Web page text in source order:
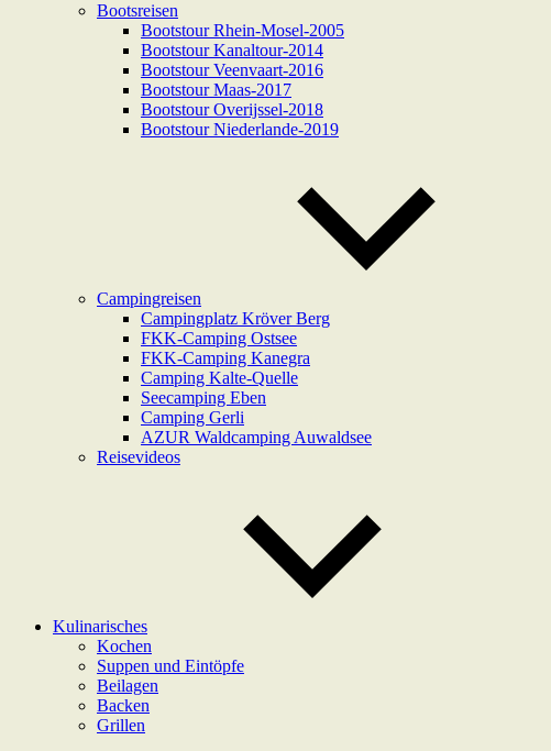
Bootsreisen
Bootstour Rhein-Mosel-2005
Bootstour Kanaltour-2014
Bootstour Veenvaart-2016
Bootstour Maas-2017
Bootstour Overijssel-2018
Bootstour Niederlande-2019
Campingreisen
Campingplatz Kröver Berg
FKK-Camping Ostsee
FKK-Camping Kanegra
Camping Kalte-Quelle
Seecamping Eben
Camping Gerli
AZUR Waldcamping Auwaldsee
Reisevideos
Kulinarisches
Kochen
Suppen und Eintöpfe
Beilagen
Backen
Grillen